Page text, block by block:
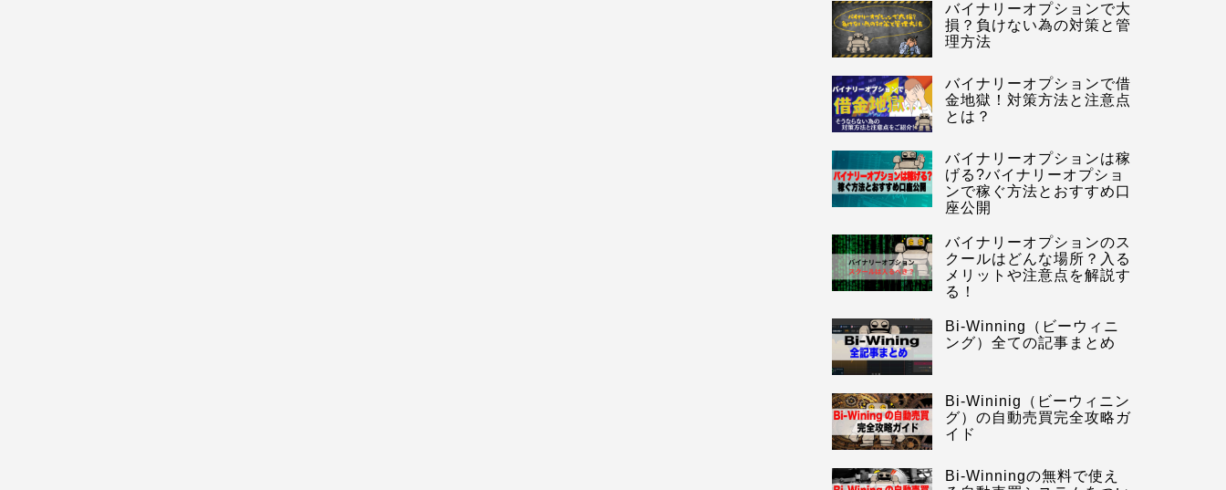
バイナリーオプションで大
損？負けない為の対策と管
理方法
バイナリーオプションで借
金地獄！対策方法と注意点
とは？
バイナリーオプションは稼
げる?バイナリーオプショ
ンで稼ぐ方法とおすすめ口
座公開
バイナリーオプションのス
クールはどんな場所？入る
メリットや注意点を解説す
る！
Bi-Winning（ビーウィニ
ング）全ての記事まとめ
Bi-Wininig（ビーウィニン
グ）の自動売買完全攻略ガ
イド
Bi-Winningの無料で使え